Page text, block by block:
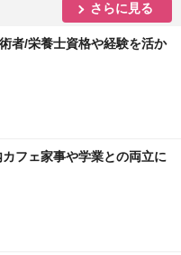
さらに見る
者/栄養士資格や経験を活か
フェ家事や学業との両立に